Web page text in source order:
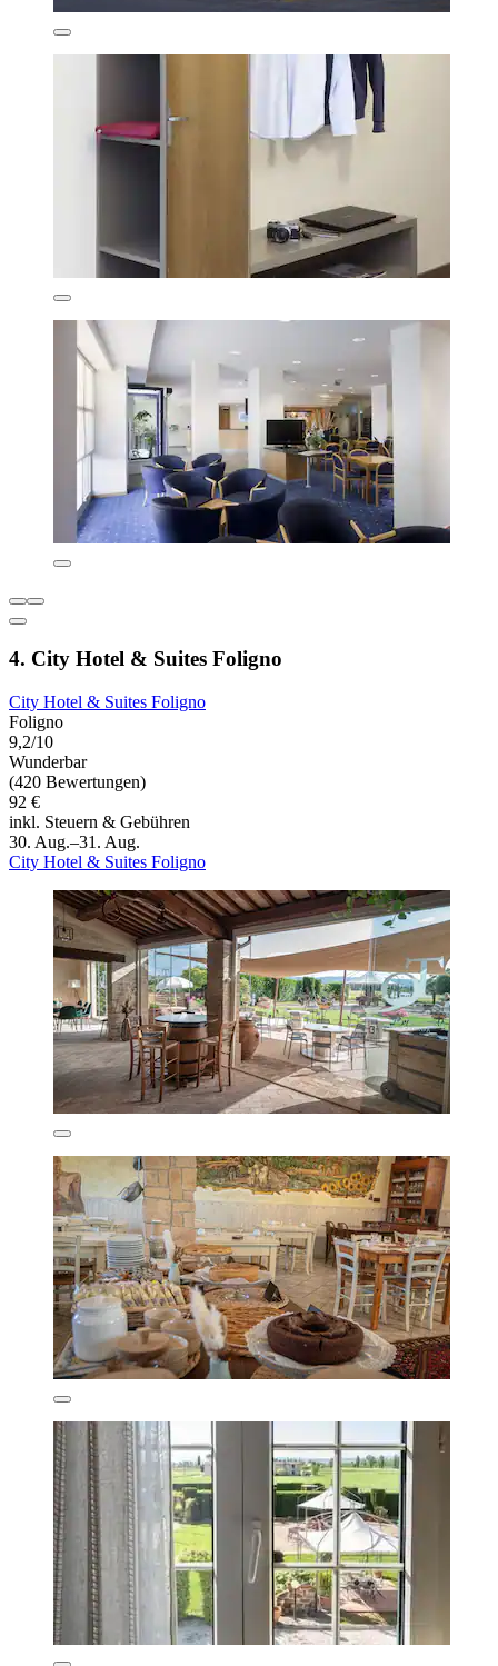
4. City Hotel & Suites Foligno
City Hotel & Suites Foligno
Foligno
9,2/10
Wunderbar
(420 Bewertungen)
92 €
inkl. Steuern & Gebühren
30. Aug.–31. Aug.
City Hotel & Suites Foligno